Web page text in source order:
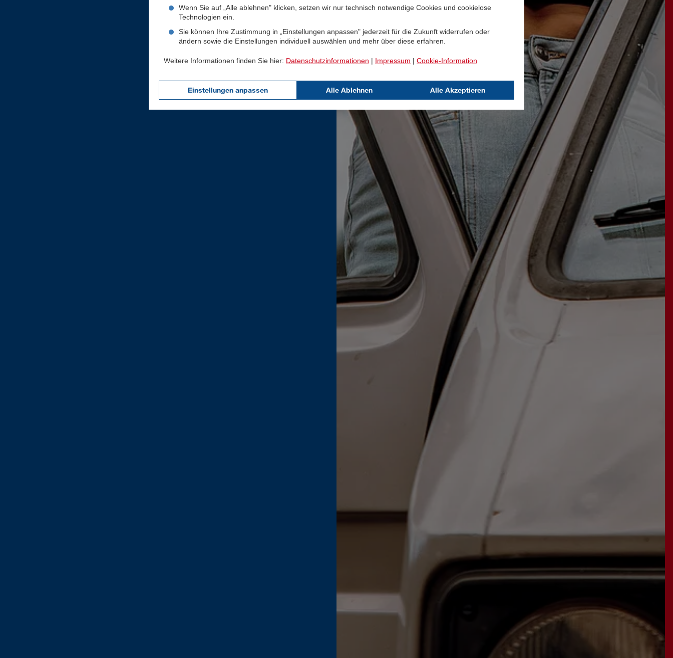
Wenn Sie auf „Alle ablehnen" klicken, setzen wir nur technisch notwendige Cookies und cookielose
Technologien ein.
Sie können Ihre Zustimmung in „Einstellungen anpassen" jederzeit für die Zukunft widerrufen oder
ändern sowie die Einstellungen individuell auswählen und mehr über diese erfahren.
Weitere Informationen finden Sie hier: Datenschutzinformationen | Impressum | Cookie-Information
Einstellungen anpassen Alle Ablehnen Alle Akzeptieren